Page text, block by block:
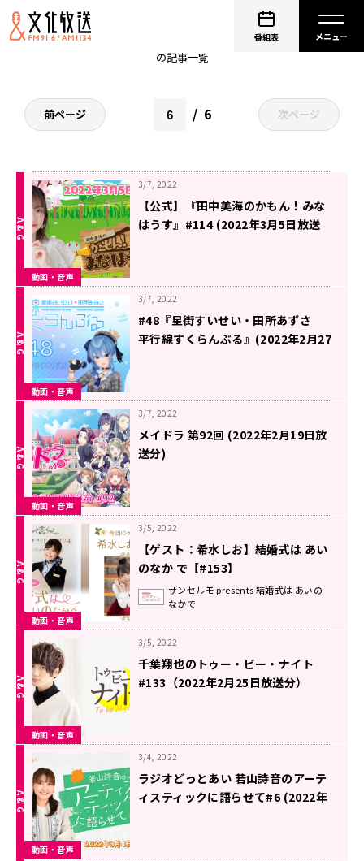
番組表
の記事一覧
前ページ 6 次ページ
動画・音声
3/7, 2022
【公式】『田中美海のかもん！みな
はうす』#114 (2022年3月5日放送
動画・音声
3/7, 2022
#48『星街すいせい・田所あずさ
平行線すくらんぶる』(2022年2月27
動画・音声
3/7, 2022
メイドラ 第92回 (2022年2月19日放
送分)
動画・音声
3/5, 2022
【ゲスト：希水しお】結婚式は あい
のなか で【#153】
サンセルモ presents 結婚式は あいの
なかで
動画・音声
3/5, 2022
千葉翔也のトゥー・ビー・ナイト
#133（2022年2月25日放送分）
動画・音声
3/4, 2022
ラジオどっとあい 若山詩音のアーテ
ィスティックに語らせて#6 (2022年